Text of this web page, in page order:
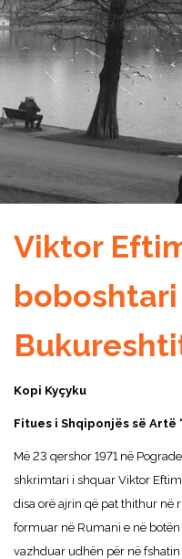
Viktor
Kopi Kyçyku
Fitues i Shqiponjës së
Më 23 qershor 1971 në
shkrimtari i shquar Viktor
disa orë ajrin që pat thithur në
formuar në Rumani e në
vazhduar udhën për në